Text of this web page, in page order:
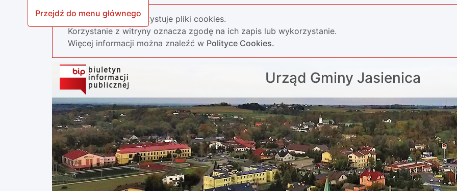
Przejdź do menu głównego
Nasza strona wykorzystuje pliki cookies.
Korzystanie z witryny oznacza zgodę na ich zapis lub wykorzystanie.
Więcej informacji można znaleźć w Polityce Cookies.
Urząd Gminy Jasienica